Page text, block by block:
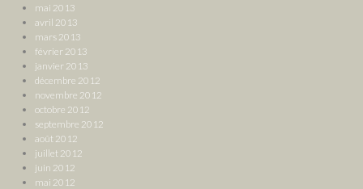
mai 2013
avril 2013
mars 2013
février 2013
janvier 2013
décembre 2012
novembre 2012
octobre 2012
septembre 2012
août 2012
juillet 2012
juin 2012
mai 2012